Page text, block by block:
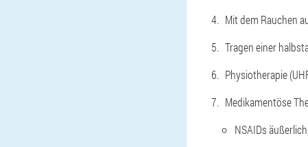
Mit dem Rauchen
Tragen einer
Physiotherapie
Medikamentöse
NSAIDs